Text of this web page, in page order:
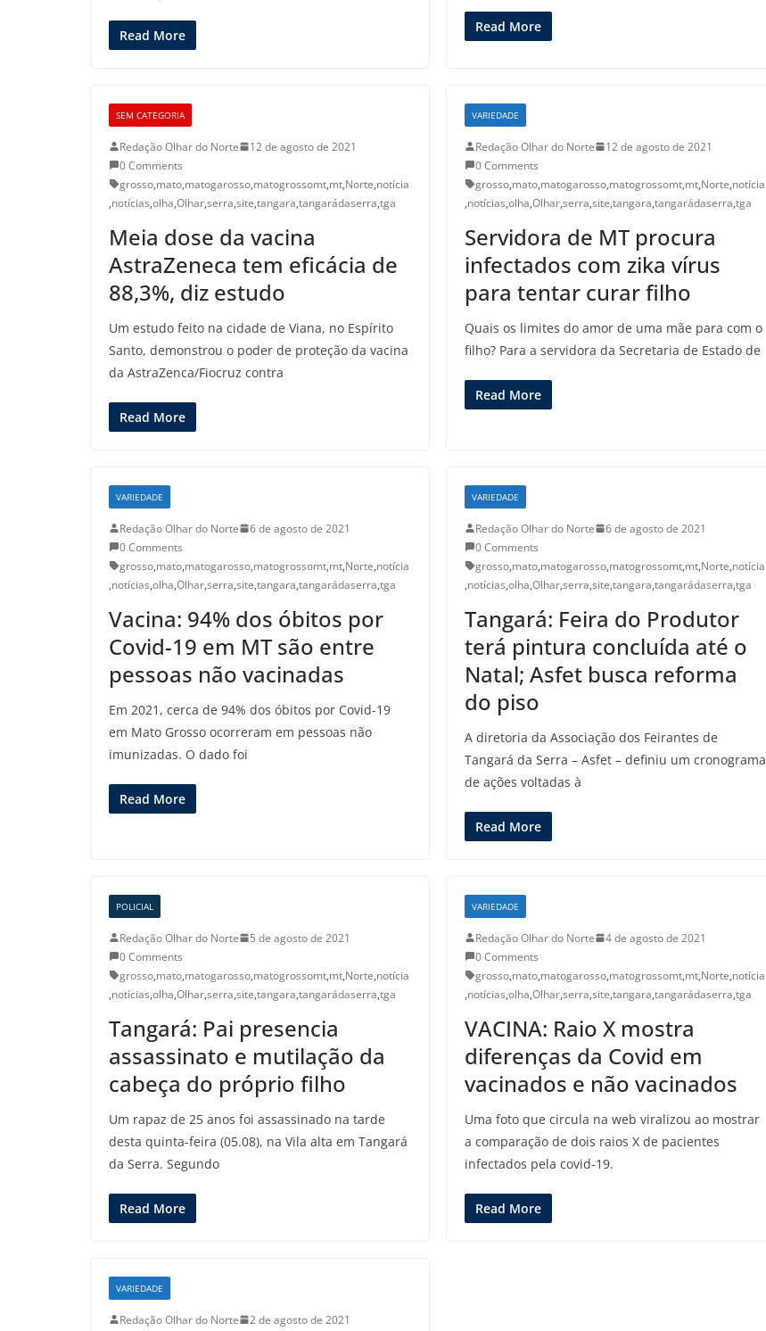
Read More
Read More
SEM CATEGORIA
Redação Olhar do Norte
12 de agosto de 2021
0 Comments
grosso,mato,matogarosso,matogrossomt,mt,Norte,notícia
,notícias,olha,Olhar,serra,site,tangara,tangarádaserra,tga
Meia dose da vacina
AstraZeneca tem eficácia de
88,3%, diz estudo
Um estudo feito na cidade de Viana, no Espírito
Santo, demonstrou o poder de proteção da vacina
da AstraZenca/Fiocruz contra
Read More
VARIEDADE
Redação Olhar do Norte
12 de agosto de 2021
0 Comments
grosso,mato,matogarosso,matogrossomt,mt,Norte,notícia
,notícias,olha,Olhar,serra,site,tangara,tangarádaserra,tga
Servidora de MT procura
infectados com zika vírus
para tentar curar filho
Quais os limites do amor de uma mãe para com o
filho? Para a servidora da Secretaria de Estado de
Read More
VARIEDADE
Redação Olhar do Norte
6 de agosto de 2021
0 Comments
grosso,mato,matogarosso,matogrossomt,mt,Norte,notícia
,notícias,olha,Olhar,serra,site,tangara,tangarádaserra,tga
Vacina: 94% dos óbitos por
Covid-19 em MT são entre
pessoas não vacinadas
Em 2021, cerca de 94% dos óbitos por Covid-19
em Mato Grosso ocorreram em pessoas não
imunizadas. O dado foi
Read More
VARIEDADE
Redação Olhar do Norte
6 de agosto de 2021
0 Comments
grosso,mato,matogarosso,matogrossomt,mt,Norte,notícia
,notícias,olha,Olhar,serra,site,tangara,tangarádaserra,tga
Tangará: Feira do Produtor
terá pintura concluída até o
Natal; Asfet busca reforma
do piso
A diretoria da Associação dos Feirantes de
Tangará da Serra – Asfet – definiu um cronograma
de ações voltadas à
Read More
POLICIAL
Redação Olhar do Norte
5 de agosto de 2021
0 Comments
grosso,mato,matogarosso,matogrossomt,mt,Norte,notícia
,notícias,olha,Olhar,serra,site,tangara,tangarádaserra,tga
Tangará: Pai presencia
assassinato e mutilação da
cabeça do próprio filho
Um rapaz de 25 anos foi assassinado na tarde
desta quinta-feira (05.08), na Vila alta em Tangará
da Serra. Segundo
Read More
VARIEDADE
Redação Olhar do Norte
4 de agosto de 2021
0 Comments
grosso,mato,matogarosso,matogrossomt,mt,Norte,notícia
,notícias,olha,Olhar,serra,site,tangara,tangarádaserra,tga
VACINA: Raio X mostra
diferenças da Covid em
vacinados e não vacinados
Uma foto que circula na web viralizou ao mostrar
a comparação de dois raios X de pacientes
infectados pela covid-19.
Read More
VARIEDADE
Redação Olhar do Norte
2 de agosto de 2021